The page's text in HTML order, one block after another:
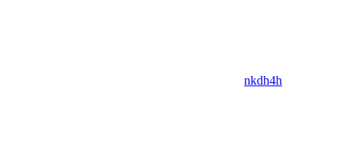
nkdh4h